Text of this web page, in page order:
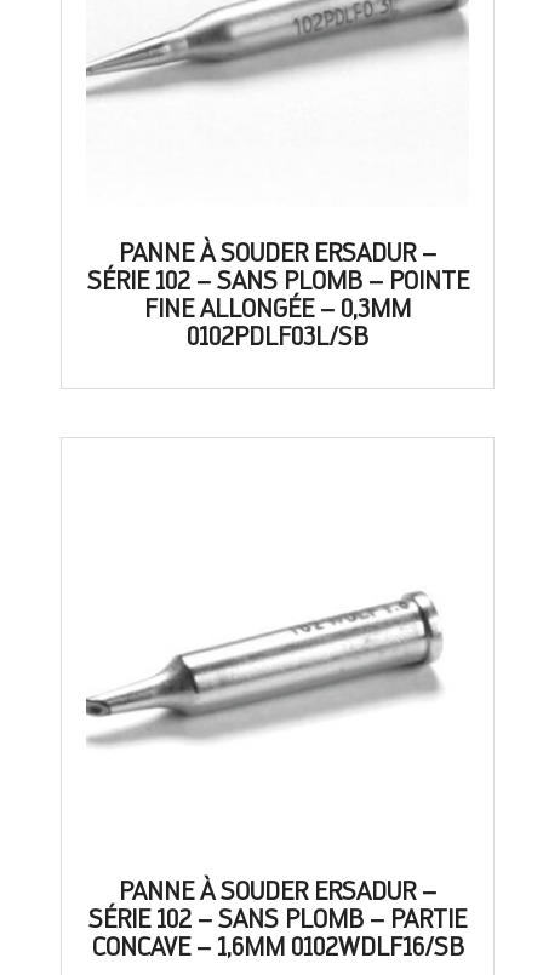
PANNE À SOUDER ERSADUR –
SÉRIE 102 – SANS PLOMB – POINTE
FINE ALLONGÉE – 0,3MM
0102PDLF03L/SB
PANNE À SOUDER ERSADUR –
SÉRIE 102 – SANS PLOMB – PARTIE
CONCAVE – 1,6MM 0102WDLF16/SB